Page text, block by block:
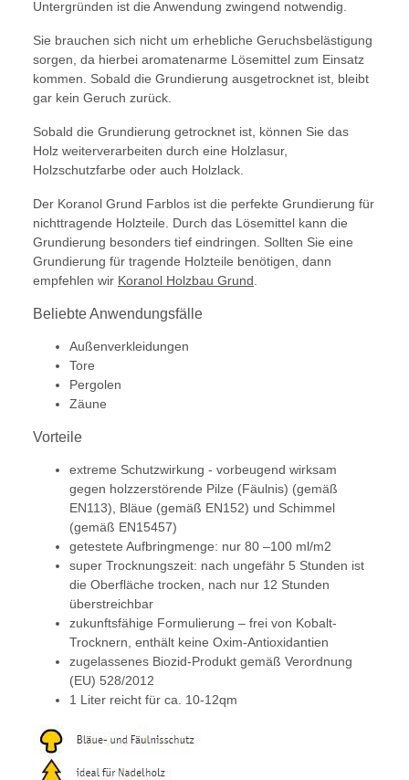
Untergründen ist die Anwendung zwingend notwendig.
Sie brauchen sich nicht um erhebliche Geruchsbelästigung
sorgen, da hierbei aromatenarme Lösemittel zum Einsatz
kommen. Sobald die Grundierung ausgetrocknet ist, bleibt
gar kein Geruch zurück.
Sobald die Grundierung getrocknet ist, können Sie das
Holz weiterverarbeiten durch eine Holzlasur,
Holzschutzfarbe oder auch Holzlack.
Der Koranol Grund Farblos ist die perfekte Grundierung für
nichttragende Holzteile. Durch das Lösemittel kann die
Grundierung besonders tief eindringen. Sollten Sie eine
Grundierung für tragende Holzteile benötigen, dann
empfehlen wir Koranol Holzbau Grund
Beliebte Anwendungsfälle
Außenverkleidungen
Tore
Pergolen
Zäune
Vorteile
extreme Schutzwirkung - vorbeugend wirksam
gegen holzzerstörende Pilze (Fäulnis) (gemäß
EN113), Bläue (gemäß EN152) und Schimmel
(gemäß EN15457)
getestete Aufbringmenge: nur 80 –100 ml/m2
super Trocknungszeit: nach ungefähr 5 Stunden ist
die Oberfläche trocken, nach nur 12 Stunden
überstreichbar
zukunftsfähige Formulierung – frei von Kobalt-
Trocknern, enthält keine Oxim-Antioxidantien
zugelassenes Biozid-Produkt gemäß Verordnung
(EU) 528/2012
1 Liter reicht für ca. 10-12qm